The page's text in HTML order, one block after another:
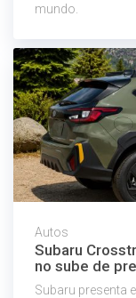
mundo.
Autos
Subaru
no sube de
Subaru presenta